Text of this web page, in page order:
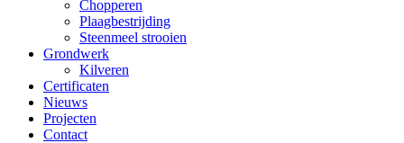
Chopperen
Plaagbestrijding
Steenmeel strooien
Grondwerk
Kilveren
Certificaten
Nieuws
Projecten
Contact